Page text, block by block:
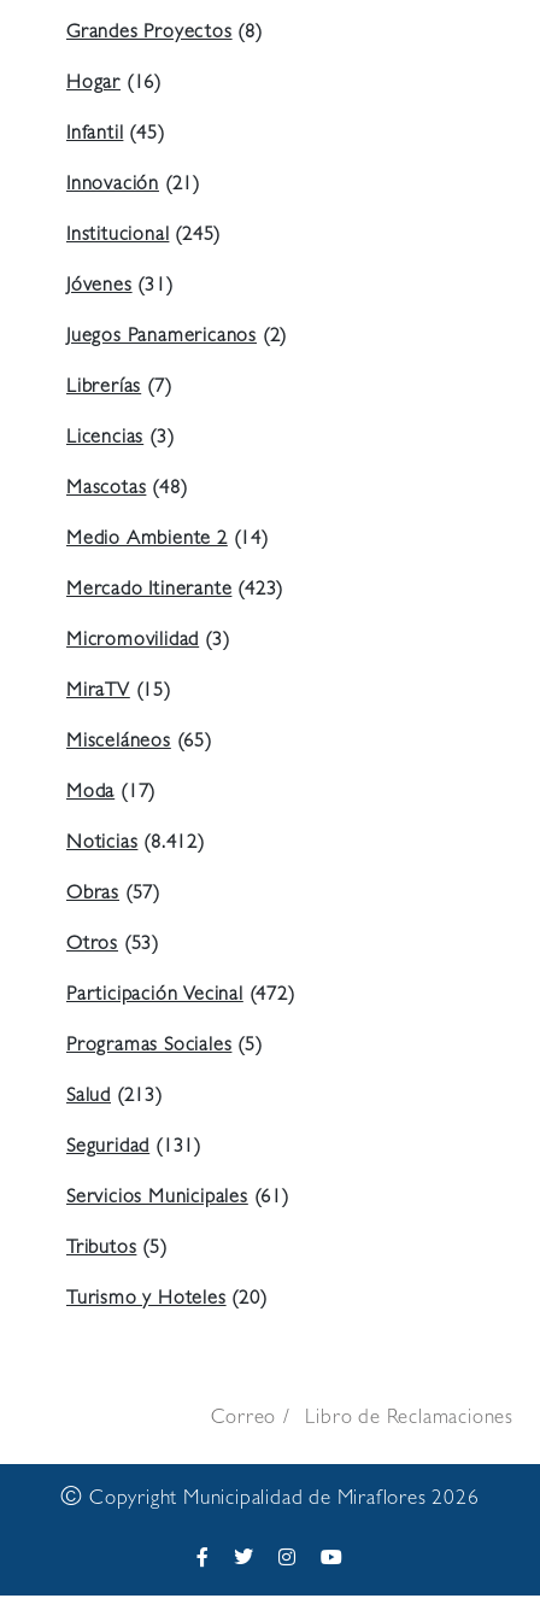
Grandes Proyectos(8)
Hogar (16)
Infantil(45)
Innovación (21)
Institucional(245)
Jóvenes(31)
Juegos Panamericanos (2)
Librerías(7)
Licencias(3)
Mascotas(48)
Medio Ambiente 2(14)
Mercado Itinerante(423)
Micromovilidad(3)
MiraTV(15)
Misceláneos(65)
Moda(17)
Noticias(8.412)
Obras (57)
Otros (53)
Participación Vecinal(472)
Programas Sociales(5)
Salud (213)
Seguridad(131)
Servicios Municipales(61)
Tributos(5)
Turismo y Hoteles(20)
Correo Libro de Reclamaciones
© Copyright Municipalidad de Miraflores 2026